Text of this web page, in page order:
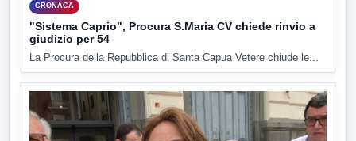
CRONACA
"Sistema Caprio", Procura S.Maria CV chiede rinvio a
giudizio per 54
La Procura della Repubblica di Santa Capua Vetere chiude le...